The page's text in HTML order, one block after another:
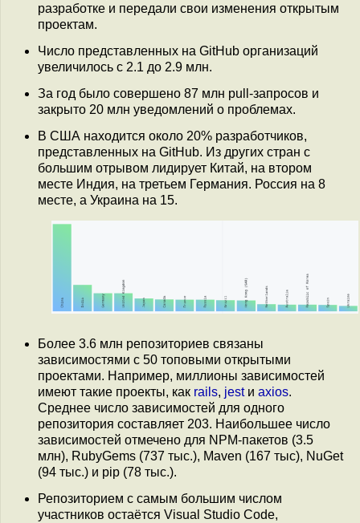
разработке и передали свои изменения открытым
проектам.
Число представленных на GitHub организаций
увеличилось с 2.1 до 2.9 млн.
За год было совершено 87 млн pull-запросов и
закрыто 20 млн уведомлений о проблемах.
В США находится около 20% разработчиков,
представленных на GitHub. Из других стран с
большим отрывом лидирует Китай, на втором
месте Индия, на третьем Германия. Россия на 8
месте, а Украина на 15.
Более 3.6 млн репозиториев связаны
зависимостями с 50 топовыми открытыми
проектами. Например, миллионы зависимостей
имеют такие проекты, как rails, jestи axios.
Среднее число зависимостей для одного
репозитория составляет 203. Наибольшее число
зависимостей отмечено для NPM-пакетов (3.5
млн), RubyGems (737 тыс.), Maven (167 тыс), NuGet
(94 тыс.) и pip (78 тыс.).
Репозиторием с самым большим числом
участников остаётся Visual Studio Code,